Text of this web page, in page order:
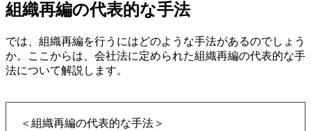
組織再編の代表的な手法
では、組織再編を行うにはどのような手法があるのでしょう
か。ここからは、会社法に定められた組織再編の代表的な手
法について解説します。
＜組織再編の代表的な手法＞